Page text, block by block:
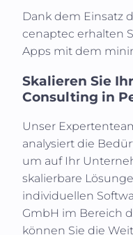
Dank dem Einsatz
cenaptec erhalten
Apps mit dem
Skalieren Sie
Consulting in
Unser
analysiert die
um auf Ihr
skalierbare
individuellen
GmbH im Bereich
können Sie die